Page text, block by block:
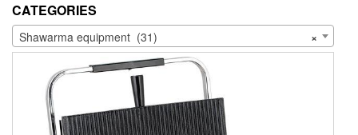
CATEGORIES
×
Shawarma equipment (31)